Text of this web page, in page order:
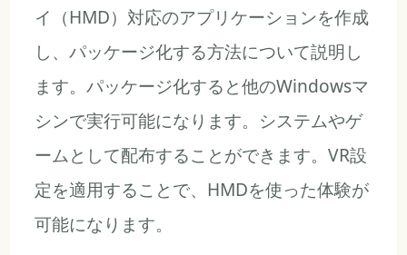
イ（HMD）対応のアプリケーションを作成
し、パッケージ化する方法について説明し
ます。パッケージ化すると他のWindowsマ
シンで実行可能になります。システムやゲ
ームとして配布することができます。VR設
定を適用することで、HMDを使った体験が
可能になります。